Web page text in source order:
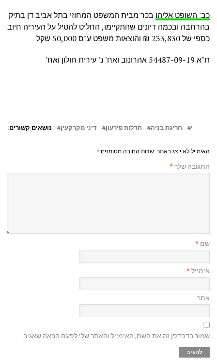
כב' השופט אליהו בכר מבית המשפט המחוזי בתל אביב דן בתיק
בהרחבה ובכמה דיונים שהתקיימו, החליט להטיל על העיריה חיוב
כספי של 233,830 ₪ והוצאות משפט ע"ס 50,000 שקל
ת"א 54487-09-19 אהרונוב ואח' נ' עירית חולון ואח'
נושאים קשורים: דיני מקרקעין חדלות פירעון חריגת בניה י
האימייל לא יוצג באתר. שדות החובה מסומנים *
התגובה שלך*
שם *
אימייל*
אתר
שמור בדפדפן זה את השם, האימייל והאתר שלי לפעם הבאה שאגיב.